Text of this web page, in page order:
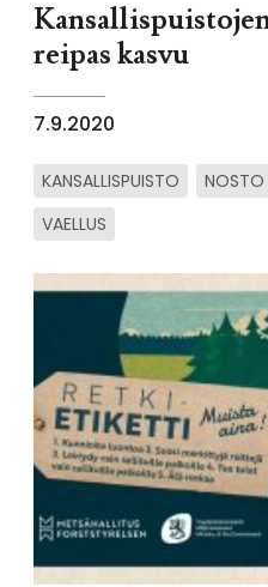
reipas kasvu
7.9.2020
KANSALLISPUISTO NOSTO
VAELLUS